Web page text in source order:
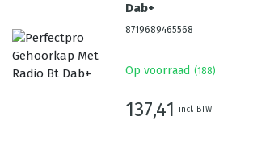
Dab+
8719689465568
Op voorraad (188)
137,41 incl. BTW